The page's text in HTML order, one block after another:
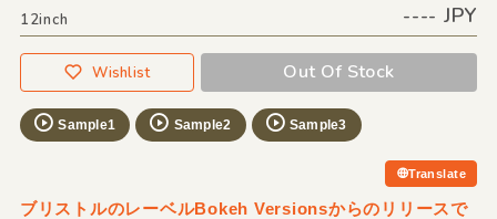
12inch ---- JPY
Wishlist Out Of Stock
Sample1 Sample2 Sample3
Translate
ブリストルのレーベルBokeh Versionsからのリリースで